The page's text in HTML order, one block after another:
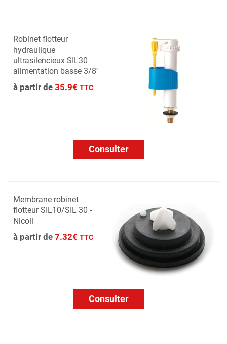
Robinet flotteur
hydraulique
ultrasilencieux SIL30
alimentation basse 3/8''
à partir de 35.9€ TTC
Consulter
Membrane robinet
flotteur SIL10/SIL 30 -
Nicoll
à partir de 7.32€ TTC
Consulter